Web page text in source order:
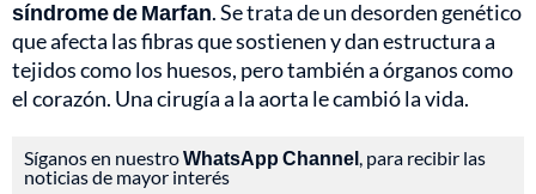
síndrome de Marfan. Se trata de un desorden genético
que afecta las fibras que sostienen y dan estructura a
tejidos como los huesos, pero también a órganos como
el corazón. Una cirugía a la aorta le cambió la vida.
Síganos en nuestroWhatsApp Channel , para recibir las
noticias de mayor interés